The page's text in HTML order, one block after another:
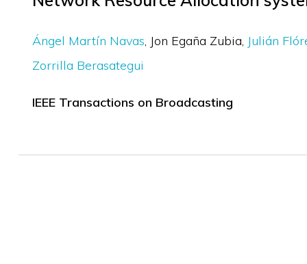
Ángel Martín Navas Jon Egaña Zubia Julián
Zorrilla Berasategui
IEEE Transactions on Broadcasting